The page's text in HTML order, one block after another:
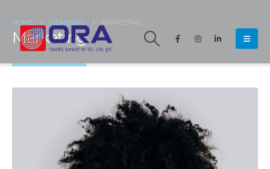
HOME MEMBERS MARKETING
Marketing